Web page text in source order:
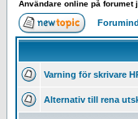
Användare online på forumet
Varning för skrivare
Alternativ till rena